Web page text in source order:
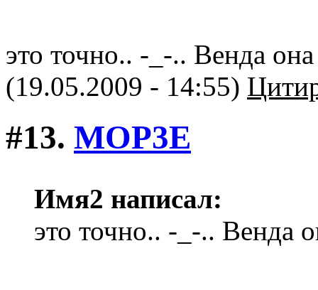
это точно.. -_-.. Венда она
(19.05.2009 - 14:55)
#13. MOP3E
Имя2 написал:
это точно.. -_-.. Венда